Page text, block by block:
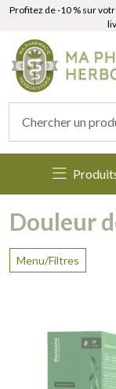
Profitez de -10 % sur
Douleur
Menu/Filtres